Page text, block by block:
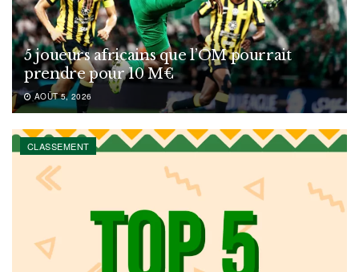
5 joueurs africains que l’OM pourrait
prendre pour 10 M€
AOÛT 5, 2026
CLASSEMENT